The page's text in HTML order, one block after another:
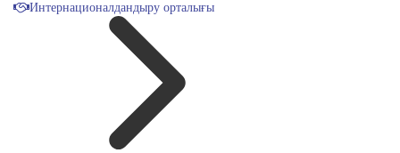
Интернационалдандыру орталығы